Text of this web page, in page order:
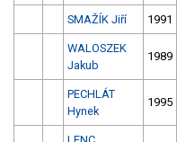
SMAŽÍK Jiří 1991
WALOSZEK
Jakub
1989
PECHLÁT
Hynek
1995